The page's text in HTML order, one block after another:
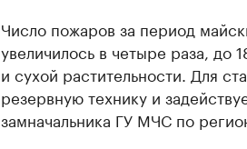
Число пожаров за период
увеличилось в четыре раза, до
и сухой растительности. Для
резервную технику и
замначальника ГУ МЧС по